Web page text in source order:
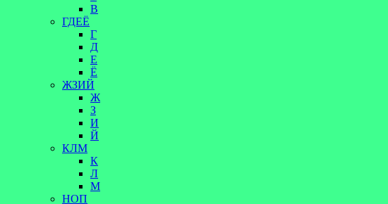
В
ГДЕЁ
Г
Д
Е
Ё
ЖЗИЙ
Ж
З
И
Й
КЛМ
К
Л
М
НОП